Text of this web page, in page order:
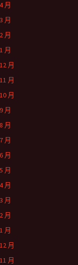
月
月
月
月
月
月
月
月
月
月
月
月
月
月
月
月
月
月